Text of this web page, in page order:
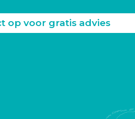
op voor gratis advies